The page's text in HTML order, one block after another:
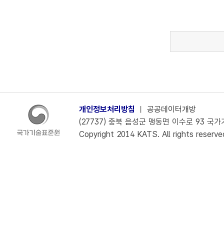
개인정보처리방침 ㅣ 공공데이터개방
(27737) 충북 음성군 맹동면 이수로 93 국
Copyright 2014 KATS. All rights